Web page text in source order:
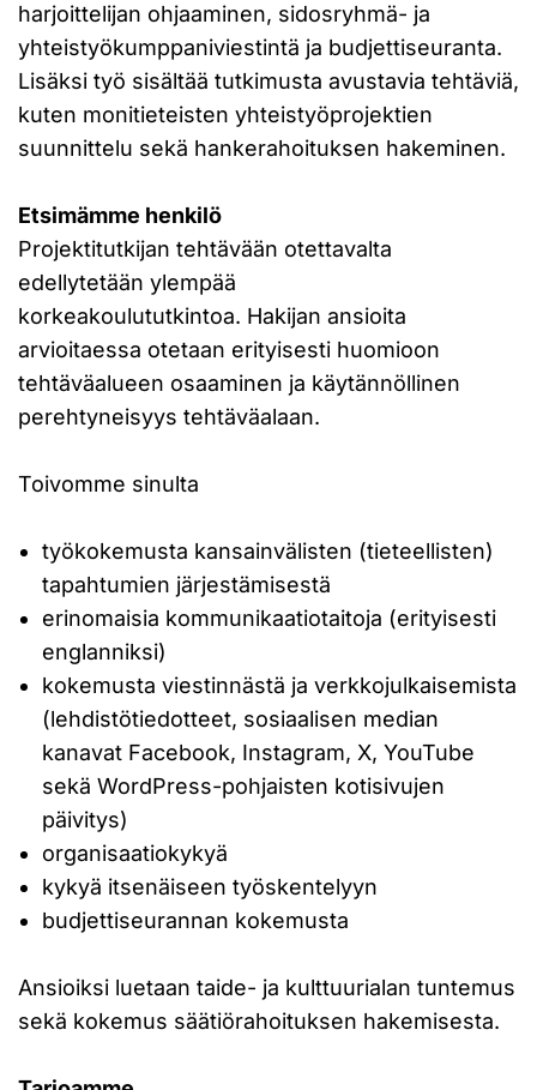
harjoittelijan ohjaaminen, sidosryhmä- ja
yhteistyökumppaniviestintä ja budjettiseuranta.
Lisäksi työ sisältää tutkimusta avustavia tehtäviä,
kuten monitieteisten yhteistyöprojektien
suunnittelu sekä hankerahoituksen hakeminen.
Etsimämme henkilö
Projektitutkijan tehtävään otettavalta
edellytetään ylempää
korkeakoulututkintoa. Hakijan ansioita
arvioitaessa otetaan erityisesti huomioon
tehtäväalueen osaaminen ja käytännöllinen
perehtyneisyys tehtäväalaan.
Toivomme sinulta
työkokemusta kansainvälisten (tieteellisten)
tapahtumien järjestämisestä
erinomaisia kommunikaatiotaitoja (erityisesti
englanniksi)
kokemusta viestinnästä ja verkkojulkaisemista
(lehdistötiedotteet, sosiaalisen median
kanavat Facebook, Instagram, X, YouTube
sekä WordPress-pohjaisten kotisivujen
päivitys)
organisaatiokykyä
kykyä itsenäiseen työskentelyyn
budjettiseurannan kokemusta
Ansioiksi luetaan taide- ja kulttuurialan tuntemus
sekä kokemus säätiörahoituksen hakemisesta.